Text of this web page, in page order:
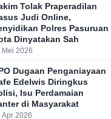
Tolak Praperadilan
Judi Online,
Polres Pasuruan
Dinyatakan Sah
Mei 2026
Dugaan Penganiayaan
Edelwis Diringkus
Isu Perdamaian
di Masyarakat
Apr 2026